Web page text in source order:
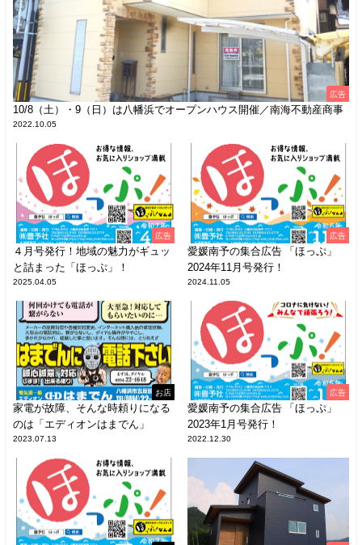
広告
10/8（土）・9（日）は八幡浜でオープンハウス開催／南海不動産商事
2022.10.05
広告
４月号発行！地域の魅力がギュッ
と詰まった「ほっぷ」！
2025.04.05
広告
愛媛南予の集合広告 「ほっぷ」
2024年11月号発行！
2024.11.05
お店
家電が故障、そんな時頼りになる
のは「エディオンはまでん」
2023.07.13
広告
愛媛南予の集合広告 「ほっぷ」
2023年1月号発行！
2022.12.30